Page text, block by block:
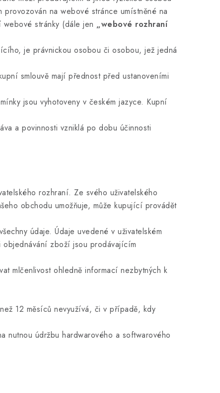
na webové stránce umístněné na
stránky (dále jen „webové rozhraní
je právnickou osobou či osobou, jež jedná
smlouvě mají přednost před ustanoveními
jsou vyhotoveny v českém jazyce. Kupní
a povinnosti vzniklá po dobu účinnosti
rozhraní. Ze svého uživatelského
obchodu umožňuje, může kupující provádět
údaje. Údaje uvedené v uživatelském
objednávání zboží jsou prodávajícím
mlčenlivost ohledně informací nezbytných k
12 měsíců nevyužívá, či v případě, kdy
údržbu hardwarového a softwarového